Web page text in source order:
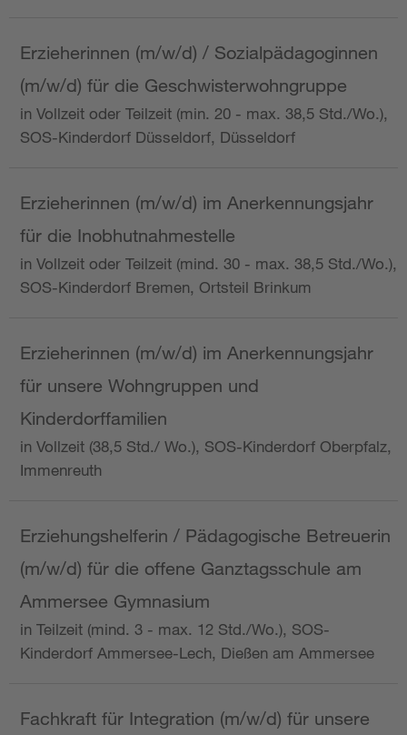
Erzieherinnen (m/w/d) / Sozialpädagoginnen
(m/w/d) für die Geschwisterwohngruppe
in Vollzeit oder Teilzeit (min. 20 - max. 38,5 Std./Wo.),
SOS-Kinderdorf Düsseldorf, Düsseldorf
Erzieherinnen (m/w/d) im Anerkennungsjahr
für die Inobhutnahmestelle
in Vollzeit oder Teilzeit (mind. 30 - max. 38,5 Std./Wo.),
SOS-Kinderdorf Bremen, Ortsteil Brinkum
Erzieherinnen (m/w/d) im Anerkennungsjahr
für unsere Wohngruppen und
Kinderdorffamilien
in Vollzeit (38,5 Std./ Wo.), SOS-Kinderdorf Oberpfalz,
Immenreuth
Erziehungshelferin / Pädagogische Betreuerin
(m/w/d) für die offene Ganztagsschule am
Ammersee Gymnasium
in Teilzeit (mind. 3 - max. 12 Std./Wo.), SOS-
Kinderdorf Ammersee-Lech, Dießen am Ammersee
Fachkraft für Integration (m/w/d) für unsere